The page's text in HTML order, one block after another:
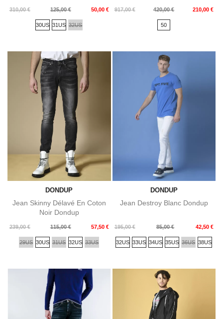
310,00 €
Prix
125,00 € 50,00 €
Prix
30US 31US 32US
917,00 €
Prix
420,00 € 210,00 €
Prix
50
DONDUP
Jean Skinny Délavé En Coton
Noir Dondup
239,00 €
Prix
base
115,00 € 57,50 €
Prix
29US 30US 31US 32US 33US
DONDUP
Jean Destroy Blanc Dondup
195,00 €
Prix
de
base
85,00 € 42,50 €
Prix
32US 33US 34US 35US 36US 38US